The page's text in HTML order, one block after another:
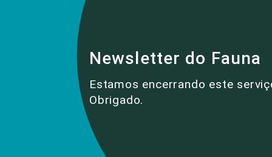
Newsletter do Fauna
Estamos encerrando este
Obrigado.